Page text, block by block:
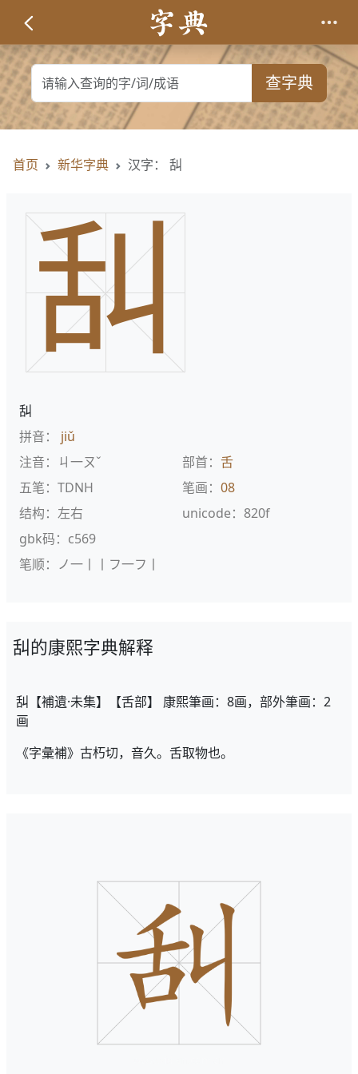
查字典
首页 新华字典 汉字： 舏
舏
舏
拼音： jiǔ
注音：ㄐ一ㄡˇ
部首： 舌
五笔：TDNH
笔画： 08
结构：左右
unicode：820f
gbk码：c569
笔顺：ノ一丨丨フ一フ丨
舏的康熙字典解释
舏【補遺·未集】【舌部】 康熙筆画：8画，部外筆画：2
画
《字彙補》古朽切，音久。舌取物也。